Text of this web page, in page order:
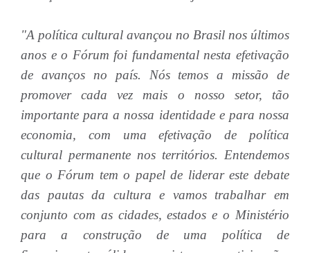
"A política cultural avançou no Brasil nos últimos
anos e o Fórum foi fundamental nesta efetivação
de avanços no país. Nós temos a missão de
promover cada vez mais o nosso setor, tão
importante para a nossa identidade e para nossa
economia, com uma efetivação de política
cultural permanente nos territórios. Entendemos
que o Fórum tem o papel de liderar este debate
das pautas da cultura e vamos trabalhar em
conjunto com as cidades, estados e o Ministério
para a construção de uma política de